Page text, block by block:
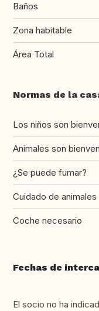
Baños
Zona habitable
Área Total
Normas de la
Los niños son
Animales son
¿Se puede fumar?
Cuidado de animales
Coche necesario
Fechas de
El socio no ha